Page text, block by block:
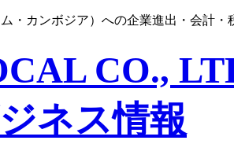
・カンボジア）への企業進出・会計